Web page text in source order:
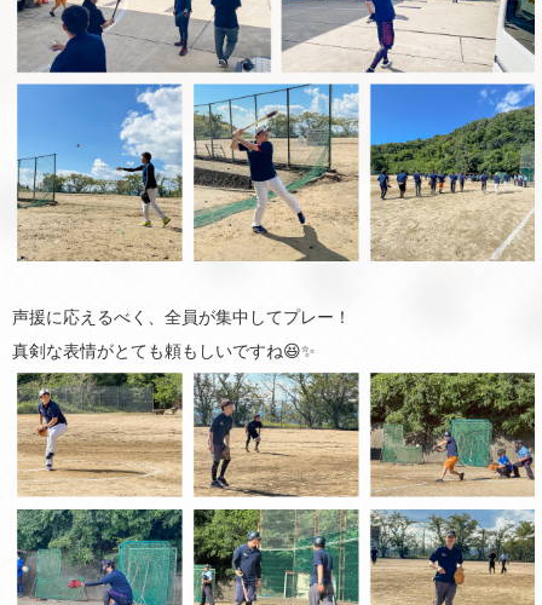
声援に応えるべく、全員が集中してプレー！
真剣な表情がとても頼もしいですね😆✨